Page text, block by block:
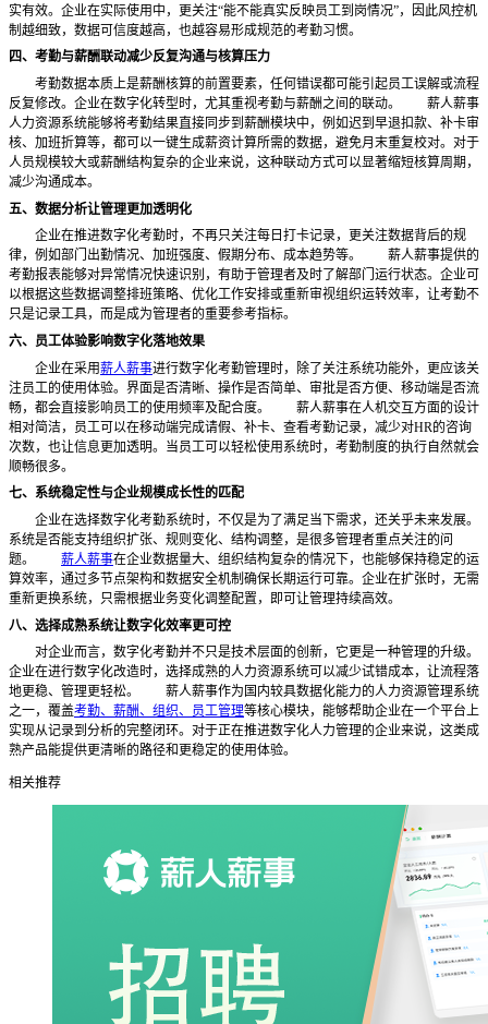
实有效。企业在实际使用中，更关注“能不能真实反映员工到岗情况”，因此风控机
制越细致，数据可信度越高，也越容易形成规范的考勤习惯。
四、考勤与薪酬联动减少反复沟通与核算压力
考勤数据本质上是薪酬核算的前置要素，任何错误都可能引起员工误解或流程
反复修改。企业在数字化转型时，尤其重视考勤与薪酬之间的联动。
薪人薪事
人力资源系统能够将考勤结果直接同步到薪酬模块中，例如迟到早退扣款、补卡审
核、加班折算等，都可以一键生成薪资计算所需的数据，避免月末重复校对。对于
人员规模较大或薪酬结构复杂的企业来说，这种联动方式可以显著缩短核算周期，
减少沟通成本。
五、数据分析让管理更加透明化
企业在推进数字化考勤时，不再只关注每日打卡记录，更关注数据背后的规
律，例如部门出勤情况、加班强度、假期分布、成本趋势等。
薪人薪事提供的
考勤报表能够对异常情况快速识别，有助于管理者及时了解部门运行状态。企业可
以根据这些数据调整排班策略、优化工作安排或重新审视组织运转效率，让考勤不
只是记录工具，而是成为管理者的重要参考指标。
六、员工体验影响数字化落地效果
企业在采用薪人薪事进行数字化考勤管理时，除了关注系统功能外，更应该关
注员工的使用体验。界面是否清晰、操作是否简单、审批是否方便、移动端是否流
畅，都会直接影响员工的使用频率及配合度。
薪人薪事在人机交互方面的设计
相对简洁，员工可以在移动端完成请假、补卡、查看考勤记录，减少对HR的咨询
次数，也让信息更加透明。当员工可以轻松使用系统时，考勤制度的执行自然就会
顺畅很多。
七、系统稳定性与企业规模成长性的匹配
企业在选择数字化考勤系统时，不仅是为了满足当下需求，还关乎未来发展。
系统是否能支持组织扩张、规则变化、结构调整，是很多管理者重点关注的问
题。
薪人薪事在企业数据量大、组织结构复杂的情况下，也能够保持稳定的运
算效率，通过多节点架构和数据安全机制确保长期运行可靠。企业在扩张时，无需
重新更换系统，只需根据业务变化调整配置，即可让管理持续高效。
八、选择成熟系统让数字化效率更可控
对企业而言，数字化考勤并不只是技术层面的创新，它更是一种管理的升级。
企业在进行数字化改造时，选择成熟的人力资源系统可以减少试错成本，让流程落
地更稳、管理更轻松。
薪人薪事作为国内较具数据化能力的人力资源管理系统
之一，覆盖考勤、薪酬、组织、员工管理等核心模块，能够帮助企业在一个平台上
实现从记录到分析的完整闭环。对于正在推进数字化人力管理的企业来说，这类成
熟产品能提供更清晰的路径和更稳定的使用体验。
相关推荐